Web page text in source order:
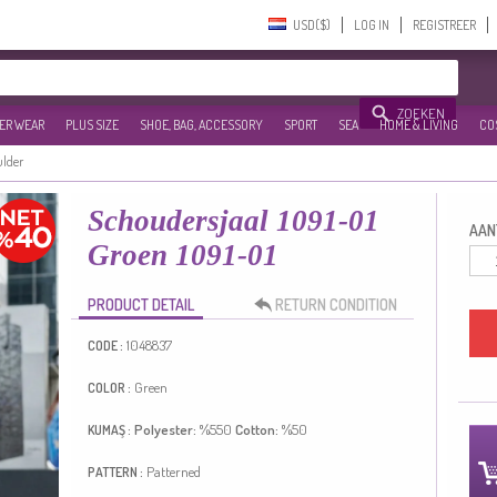
USD($)‎ LOG IN REGISTREER
ZOEKEN
WEAR PLUS SIZE SHOE, BAG, ACCESSORY SPORT SEA HOME & LIVING
Schoudersjaal 1091-01
Groen 1091-01
PRODUCT DETAIL RETURN CONDITION
CODE : 1048837
COLOR : Green
KUMAŞ : Polyester: %550 Cotton: %50
PATTERN : Patterned